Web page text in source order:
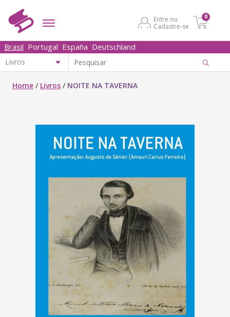
Entre ou
Cadastre-se
0
Brasil Portugal España Deutschland
Home / Livros / NOITE NA TAVERNA